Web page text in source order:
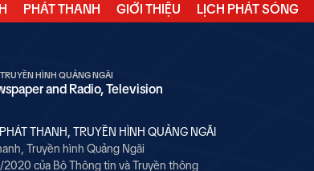
PHÁT THANH GIỚI THIỆU LỊCH PHÁT SÓNG
HÌNH QUẢNG NGÃI
and Radio, Television
THANH, TRUYỀN HÌNH QUẢNG NGÃI
Truyền hình Quảng Ngãi
2020 của Bộ Thông tin và Truyền thông